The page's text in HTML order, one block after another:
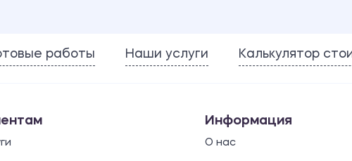
работы Наши услуги Калькулятор
Информация
О нас